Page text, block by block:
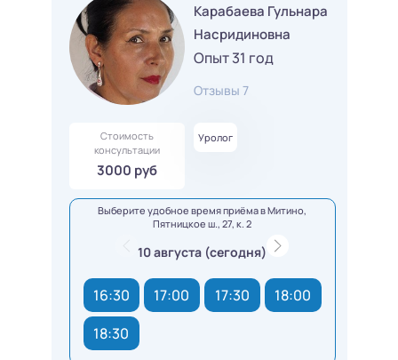
Карабаева Гульнара
Насридиновна
Опыт 31 год
Отзывы 7
Стоимость
консультации
3000 руб
Уролог
Выберите удобное время приёма в Митино,
Пятницкое ш., 27, к. 2
10 августа (сегодня)
16:30 17:00 17:30
18:00
18:30